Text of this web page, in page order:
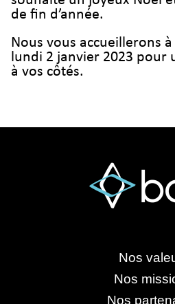
de fin d’année.
Nous vous accueillerons
lundi 2 janvier 2023 pour
à vos côtés.
Nos
Nos
Nos